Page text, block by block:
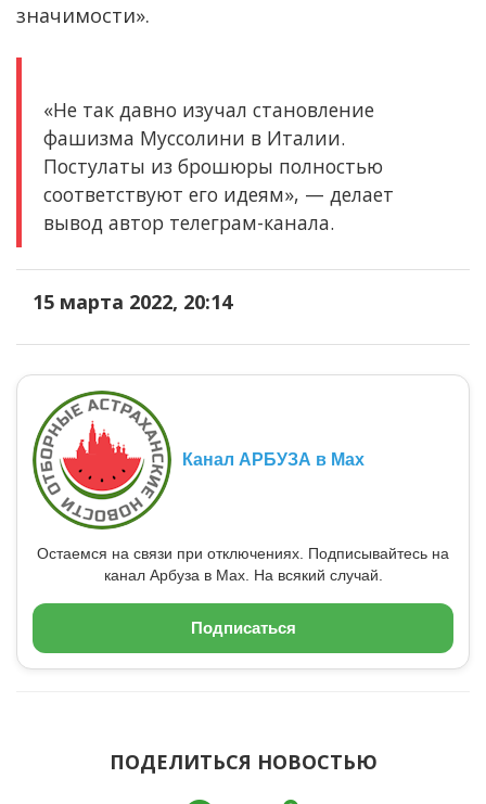
значимости».
«Не так давно изучал становление
фашизма Муссолини в Италии.
Постулаты из брошюры полностью
соответствуют его идеям», — делает
вывод автор телеграм-канала.
15 марта 2022, 20:14
Канал АРБУЗА в Max
Остаемся на связи при отключениях. Подписывайтесь на
канал Арбуза в Max. На всякий случай.
Подписаться
ПОДЕЛИТЬСЯ НОВОСТЬЮ